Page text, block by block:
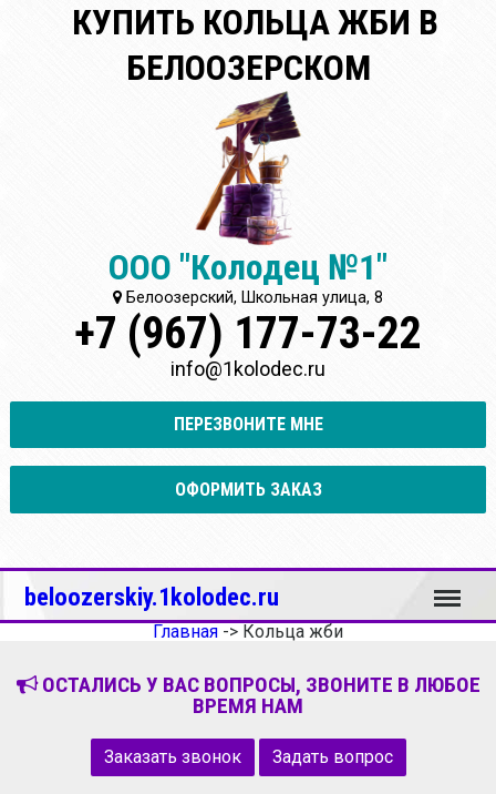
КУПИТЬ КОЛЬЦА ЖБИ В
БЕЛООЗЕРСКОМ
ООО "Колодец №1"
Белоозерский, Школьная улица, 8
+7 (967) 177-73-22
info@1kolodec.ru
ПЕРЕЗВОНИТЕ МНЕ
ОФОРМИТЬ ЗАКАЗ
beloozerskiy.1kolodec.ru Меню
Главная -> Кольца жби
ОСТАЛИСЬ У ВАС ВОПРОСЫ, ЗВОНИТЕ В ЛЮБОЕ
ВРЕМЯ НАМ
Заказать звонок Задать вопрос